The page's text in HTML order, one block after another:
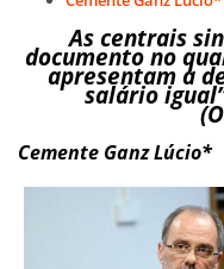
As centrais
documento no
apresentam a
salário
Cemente Ganz Lúcio*